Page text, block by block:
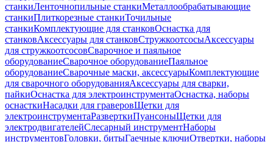
станкиЛенточнопильные станкиМеталлообрабатывающие
станкиПлиткорезные станкиТочильные
станкиКомплектующие для станковОснастка для
станковАксессуары для станковСтружкоотсосыАксессуары
для стружкоотсосовСварочное и паяльное
оборудованиеСварочное оборудованиеПаяльное
оборудованиеСварочные маски, аксессуарыКомплектующие
для сварочного оборудованияАксессуары для сварки,
пайкиОснастка для электроинструментаОснастка, наборы
оснасткиНасадки для граверовЩетки для
электроинструментаРазверткиПуансоныЩетки для
электродвигателейСлесарный инструментНаборы
инструментовГоловки, битыГаечные ключиОтвертки, наборы